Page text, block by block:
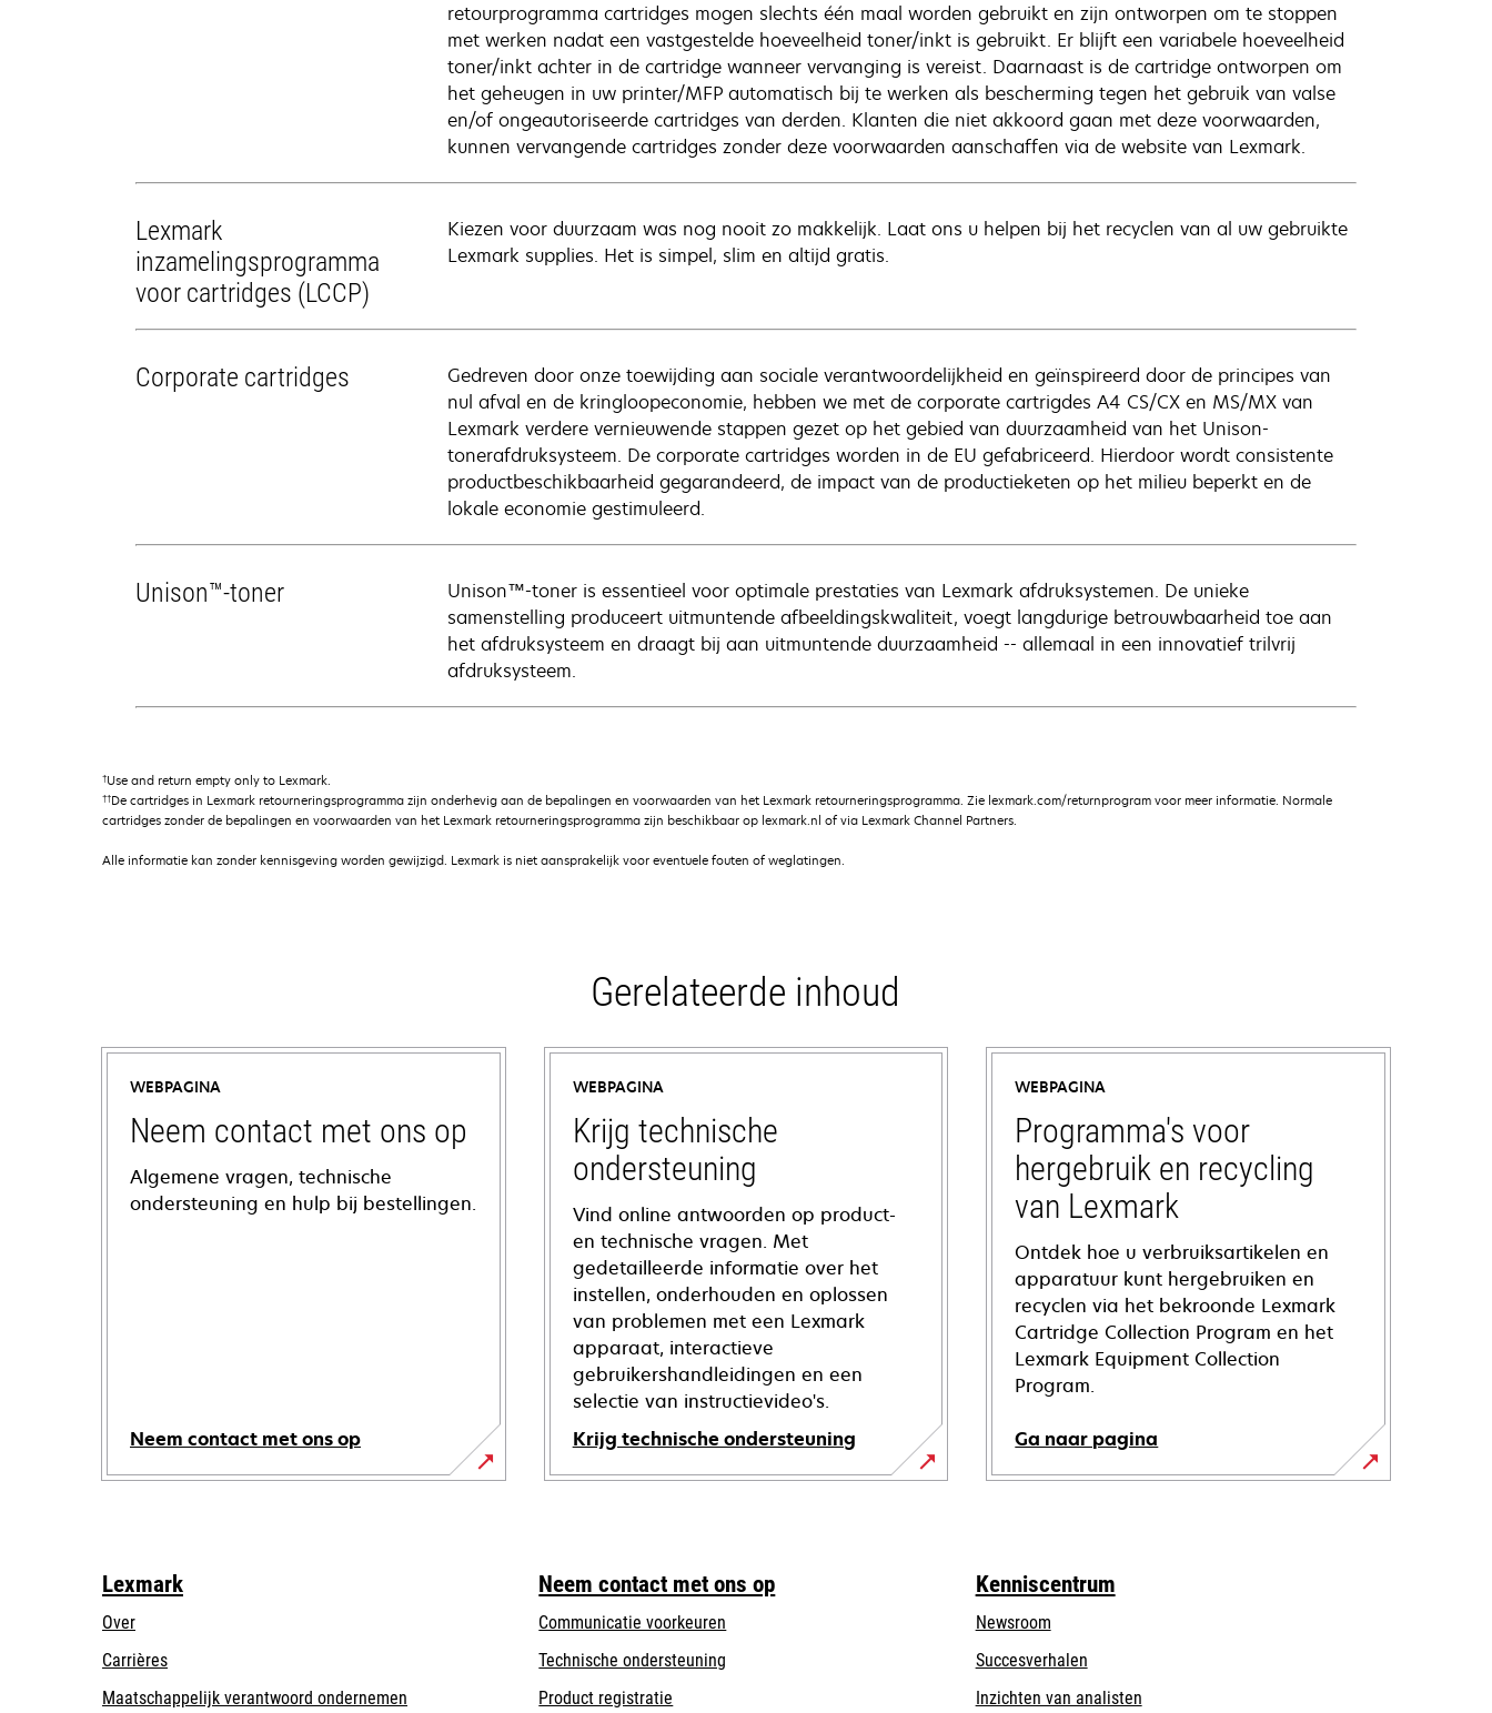
retourprogramma cartridges mogen slechts één maal worden gebruikt en zijn ontworpen om te stoppen
met werken nadat een vastgestelde hoeveelheid toner/inkt is gebruikt. Er blijft een variabele hoeveelheid
toner/inkt achter in de cartridge wanneer vervanging is vereist. Daarnaast is de cartridge ontworpen om
het geheugen in uw printer/MFP automatisch bij te werken als bescherming tegen het gebruik van valse
en/of ongeautoriseerde cartridges van derden. Klanten die niet akkoord gaan met deze voorwaarden,
kunnen vervangende cartridges zonder deze voorwaarden aanschaffen via de website van Lexmark.
Lexmark
inzamelingsprogramma
voor cartridges (LCCP)
Kiezen voor duurzaam was nog nooit zo makkelijk. Laat ons u helpen bij het recyclen van al uw gebruikte
Lexmark supplies. Het is simpel, slim en altijd gratis.
Corporate cartridges
Gedreven door onze toewijding aan sociale verantwoordelijkheid en geïnspireerd door de principes van
nul afval en de kringloopeconomie, hebben we met de corporate cartrigdes A4 CS/CX en MS/MX van
Lexmark verdere vernieuwende stappen gezet op het gebied van duurzaamheid van het Unison-
tonerafdruksysteem. De corporate cartridges worden in de EU gefabriceerd. Hierdoor wordt consistente
productbeschikbaarheid gegarandeerd, de impact van de productieketen op het milieu beperkt en de
lokale economie gestimuleerd.
Unison™-toner
Unison™-toner is essentieel voor optimale prestaties van Lexmark afdruksystemen. De unieke
samenstelling produceert uitmuntende afbeeldingskwaliteit, voegt langdurige betrouwbaarheid toe aan
het afdruksysteem en draagt bij aan uitmuntende duurzaamheid -- allemaal in een innovatief trilvrij
afdruksysteem.
†Use and return empty only to Lexmark.
††De cartridges in Lexmark retourneringsprogramma zijn onderhevig aan de bepalingen en voorwaarden van het Lexmark retourneringsprogramma. Zie lexmark.com/returnprogram voor meer informatie. Normale
cartridges zonder de bepalingen en voorwaarden van het Lexmark retourneringsprogramma zijn beschikbaar op lexmark.nl of via Lexmark Channel Partners.
Alle informatie kan zonder kennisgeving worden gewijzigd. Lexmark is niet aansprakelijk voor eventuele fouten of weglatingen.
Gerelateerde inhoud
WEBPAGINA
Neem contact met ons op
Algemene vragen, technische
ondersteuning en hulp bij bestellingen.
Neem contact met ons op
WEBPAGINA
Krijg technische
ondersteuning
Vind online antwoorden op product-
en technische vragen. Met
gedetailleerde informatie over het
instellen, onderhouden en oplossen
van problemen met een Lexmark
apparaat, interactieve
gebruikershandleidingen en een
selectie van instructievideo's.
Krijg technische ondersteuning
opens
tab
WEBPAGINA
Programma's voor
hergebruik en recycling
van Lexmark
Ontdek hoe u verbruiksartikelen en
apparatuur kunt hergebruiken en
recyclen via het bekroonde Lexmark
Cartridge Collection Program en het
Lexmark Equipment Collection
Program.
Ga naar pagina
Lexmark
Over
Carrières
Maatschappelijk verantwoord ondernemen
Neem contact met ons op
Communicatie voorkeuren
Technische ondersteuning
Product registratie
Kenniscentrum
Newsroom
Succesverhalen
Inzichten van analisten